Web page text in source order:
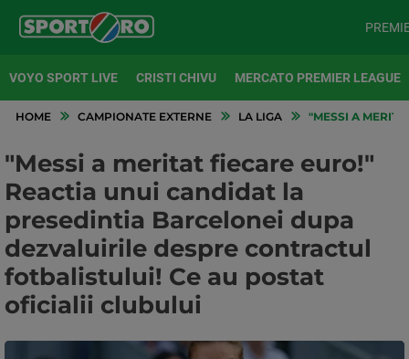
VOYO SPORT LIVE CRISTI CHIVU MERCATO PREMIER LEAGUE
HOME CAMPIONATE EXTERNE LA LIGA "MESSI A
"Messi a meritat fiecare euro!"
Reactia unui candidat la
presedintia Barcelonei dupa
dezvaluirile despre contractul
fotbalistului! Ce au postat
oficialii clubului